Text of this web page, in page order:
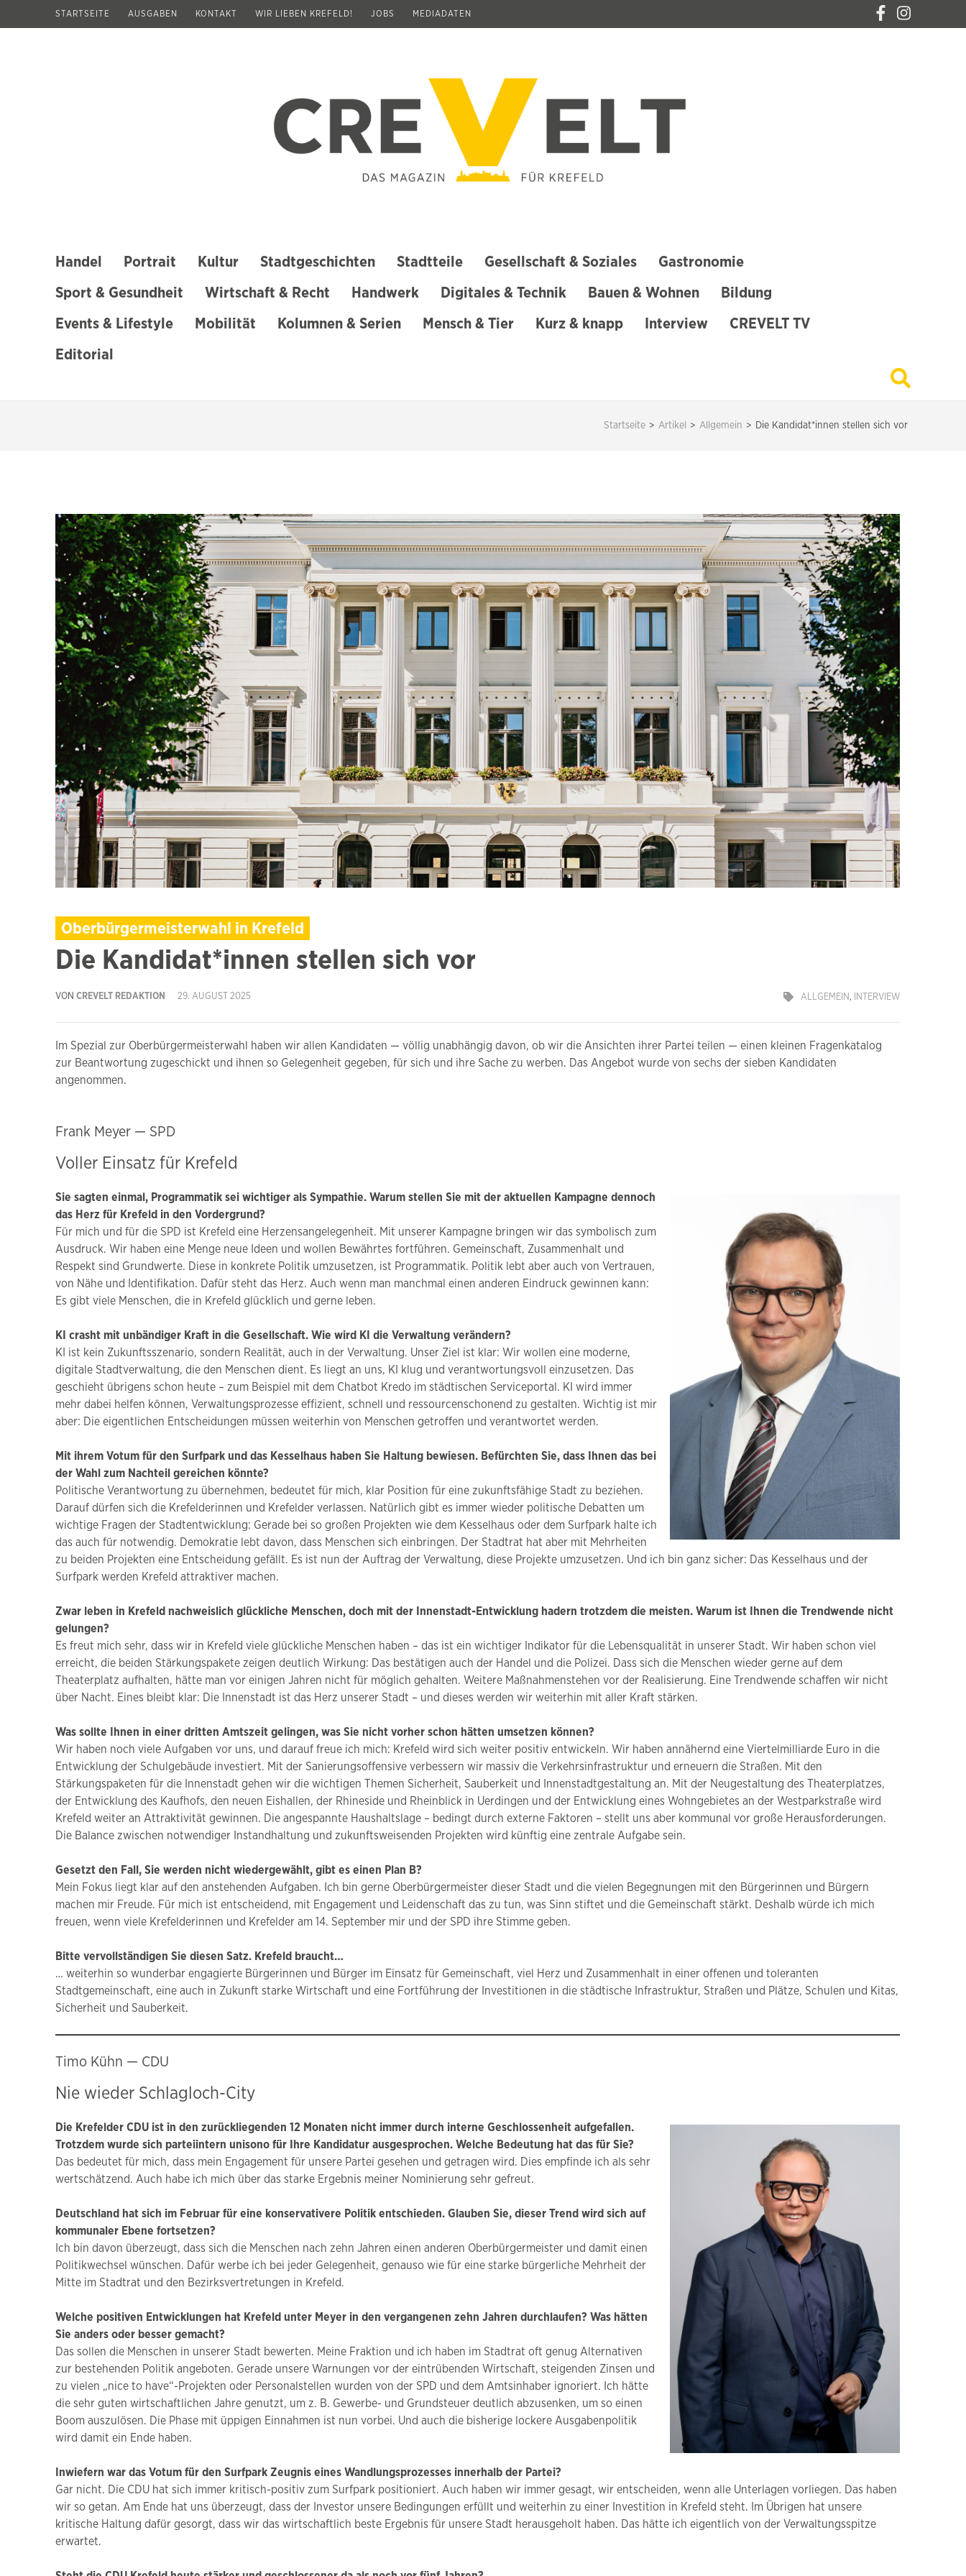
STARTSEITE AUSGABEN KONTAKT WIR LIEBEN KREFELD! JOBS MEDIADATEN
Handel Portrait Kultur Stadtgeschichten Stadtteile Gesellschaft & Soziales Gastronomie
Sport & Gesundheit Wirtschaft & Recht Handwerk Digitales & Technik Bauen & Wohnen Bildung
Events & Lifestyle Mobilität Kolumnen & Serien Mensch & Tier Kurz & knapp Interview CREVELT TV
Editorial
Startseite > Artikel > Allgemein > Die Kandidat*innen stellen sich vor
Oberbürgermeisterwahl in Krefeld
Die Kandidat*innen stellen sich vor
VON CREVELT REDAKTION 29. AUGUST 2025 ALLGEMEIN, INTERVIEW
Im Spezial zur Oberbürgermeisterwahl haben wir allen Kandidaten — völlig unabhängig davon, ob wir die Ansichten ihrer Partei teilen — einen kleinen Fragenkatalog
zur Beantwortung zugeschickt und ihnen so Gelegenheit gegeben, für sich und ihre Sache zu werben. Das Angebot wurde von sechs der sieben Kandidaten
angenommen.
Frank Meyer — SPD
Voller Einsatz für Krefeld
Sie sagten einmal, Programmatik sei wichtiger als Sympathie. Warum stellen Sie mit der aktuellen Kampagne dennoch
das Herz für Krefeld in den Vordergrund?
Für mich und für die SPD ist Krefeld eine Herzensangelegenheit. Mit unserer Kampagne bringen wir das symbolisch zum
Ausdruck. Wir haben eine Menge neue Ideen und wollen Bewährtes fortführen. Gemeinschaft, Zusammenhalt und
Respekt sind Grundwerte. Diese in konkrete Politik umzusetzen, ist Programmatik. Politik lebt aber auch von Vertrauen,
von Nähe und Identifikation. Dafür steht das Herz. Auch wenn man manchmal einen anderen Eindruck gewinnen kann:
Es gibt viele Menschen, die in Krefeld glücklich und gerne leben.
KI crasht mit unbändiger Kraft in die Gesellschaft. Wie wird KI die Verwaltung verändern?
KI ist kein Zukunftsszenario, sondern Realität, auch in der Verwaltung. Unser Ziel ist klar: Wir wollen eine moderne,
digitale Stadtverwaltung, die den Menschen dient. Es liegt an uns, KI klug und verantwortungsvoll einzusetzen. Das
geschieht übrigens schon heute – zum Beispiel mit dem Chatbot Kredo im städtischen Serviceportal. KI wird immer
mehr dabei helfen können, Verwaltungsprozesse effizient, schnell und ressourcenschonend zu gestalten. Wichtig ist mir
aber: Die eigentlichen Entscheidungen müssen weiterhin von Menschen getroffen und verantwortet werden.
Mit ihrem Votum für den Surfpark und das Kesselhaus haben Sie Haltung bewiesen. Befürchten Sie, dass Ihnen das bei
der Wahl zum Nachteil gereichen könnte?
Politische Verantwortung zu übernehmen, bedeutet für mich, klar Position für eine zukunftsfähige Stadt zu beziehen.
Darauf dürfen sich die Krefelderinnen und Krefelder verlassen. Natürlich gibt es immer wieder politische Debatten um
wichtige Fragen der Stadtentwicklung: Gerade bei so großen Projekten wie dem Kesselhaus oder dem Surfpark halte ich
das auch für notwendig. Demokratie lebt davon, dass Menschen sich einbringen. Der Stadtrat hat aber mit Mehrheiten
zu beiden Projekten eine Entscheidung gefällt. Es ist nun der Auftrag der Verwaltung, diese Projekte umzusetzen. Und ich bin ganz sicher: Das Kesselhaus und der
Surfpark werden Krefeld attraktiver machen.
Zwar leben in Krefeld nachweislich glückliche Menschen, doch mit der Innenstadt-Entwicklung hadern trotzdem die meisten. Warum ist Ihnen die Trendwende nicht
gelungen?
Es freut mich sehr, dass wir in Krefeld viele glückliche Menschen haben – das ist ein wichtiger Indikator für die Lebensqualität in unserer Stadt. Wir haben schon viel
erreicht, die beiden Stärkungspakete zeigen deutlich Wirkung: Das bestätigen auch der Handel und die Polizei. Dass sich die Menschen wieder gerne auf dem
Theaterplatz aufhalten, hätte man vor einigen Jahren nicht für möglich gehalten. Weitere Maßnahmenstehen vor der Realisierung. Eine Trendwende schaffen wir nicht
über Nacht. Eines bleibt klar: Die Innenstadt ist das Herz unserer Stadt – und dieses werden wir weiterhin mit aller Kraft stärken.
Was sollte Ihnen in einer dritten Amtszeit gelingen, was Sie nicht vorher schon hätten umsetzen können?
Wir haben noch viele Aufgaben vor uns, und darauf freue ich mich: Krefeld wird sich weiter positiv entwickeln. Wir haben annähernd eine Viertelmilliarde Euro in die
Entwicklung der Schulgebäude investiert. Mit der Sanierungsoffensive verbessern wir massiv die Verkehrsinfrastruktur und erneuern die Straßen. Mit den
Stärkungspaketen für die Innenstadt gehen wir die wichtigen Themen Sicherheit, Sauberkeit und Innenstadtgestaltung an. Mit der Neugestaltung des Theaterplatzes,
der Entwicklung des Kaufhofs, den neuen Eishallen, der Rhineside und Rheinblick in Uerdingen und der Entwicklung eines Wohngebietes an der Westparkstraße wird
Krefeld weiter an Attraktivität gewinnen. Die angespannte Haushaltslage – bedingt durch externe Faktoren – stellt uns aber kommunal vor große Herausforderungen.
Die Balance zwischen notwendiger Instandhaltung und zukunftsweisenden Projekten wird künftig eine zentrale Aufgabe sein.
Gesetzt den Fall, Sie werden nicht wiedergewählt, gibt es einen Plan B?
Mein Fokus liegt klar auf den anstehenden Aufgaben. Ich bin gerne Oberbürgermeister dieser Stadt und die vielen Begegnungen mit den Bürgerinnen und Bürgern
machen mir Freude. Für mich ist entscheidend, mit Engagement und Leidenschaft das zu tun, was Sinn stiftet und die Gemeinschaft stärkt. Deshalb würde ich mich
freuen, wenn viele Krefelderinnen und Krefelder am 14. September mir und der SPD ihre Stimme geben.
Bitte vervollständigen Sie diesen Satz. Krefeld braucht…
… weiterhin so wunderbar engagierte Bürgerinnen und Bürger im Einsatz für Gemeinschaft, viel Herz und Zusammenhalt in einer offenen und toleranten
Stadtgemeinschaft, eine auch in Zukunft starke Wirtschaft und eine Fortführung der Investitionen in die städtische Infrastruktur, Straßen und Plätze, Schulen und Kitas,
Sicherheit und Sauberkeit.
Timo Kühn — CDU
Nie wieder Schlagloch-City
Die Krefelder CDU ist in den zurückliegenden 12 Monaten nicht immer durch interne Geschlossenheit aufgefallen.
Trotzdem wurde sich parteiintern unisono für Ihre Kandidatur ausgesprochen. Welche Bedeutung hat das für Sie?
Das bedeutet für mich, dass mein Engagement für unsere Partei gesehen und getragen wird. Dies empfinde ich als sehr
wertschätzend. Auch habe ich mich über das starke Ergebnis meiner Nominierung sehr gefreut.
Deutschland hat sich im Februar für eine konservativere Politik entschieden. Glauben Sie, dieser Trend wird sich auf
kommunaler Ebene fortsetzen?
Ich bin davon überzeugt, dass sich die Menschen nach zehn Jahren einen anderen Oberbürgermeister und damit einen
Politikwechsel wünschen. Dafür werbe ich bei jeder Gelegenheit, genauso wie für eine starke bürgerliche Mehrheit der
Mitte im Stadtrat und den Bezirksvertretungen in Krefeld.
Welche positiven Entwicklungen hat Krefeld unter Meyer in den vergangenen zehn Jahren durchlaufen? Was hätten
Sie anders oder besser gemacht?
Das sollen die Menschen in unserer Stadt bewerten. Meine Fraktion und ich haben im Stadtrat oft genug Alternativen
zur bestehenden Politik angeboten. Gerade unsere Warnungen vor der eintrübenden Wirtschaft, steigenden Zinsen und
zu vielen „nice to have“-Projekten oder Personalstellen wurden von der SPD und dem Amtsinhaber ignoriert. Ich hätte
die sehr guten wirtschaftlichen Jahre genutzt, um z. B. Gewerbe- und Grundsteuer deutlich abzusenken, um so einen
Boom auszulösen. Die Phase mit üppigen Einnahmen ist nun vorbei. Und auch die bisherige lockere Ausgabenpolitik
wird damit ein Ende haben.
Inwiefern war das Votum für den Surfpark Zeugnis eines Wandlungsprozesses innerhalb der Partei?
Gar nicht. Die CDU hat sich immer kritisch-positiv zum Surfpark positioniert. Auch haben wir immer gesagt, wir entscheiden, wenn alle Unterlagen vorliegen. Das haben
wir so getan. Am Ende hat uns überzeugt, dass der Investor unsere Bedingungen erfüllt und weiterhin zu einer Investition in Krefeld steht. Im Übrigen hat unsere
kritische Haltung dafür gesorgt, dass wir das wirtschaftlich beste Ergebnis für unsere Stadt herausgeholt haben. Das hätte ich eigentlich von der Verwaltungsspitze
erwartet.